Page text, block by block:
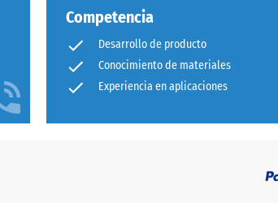
Competencia
Desarrollo de producto
Conocimiento de materiales
Experiencia en aplicaciones